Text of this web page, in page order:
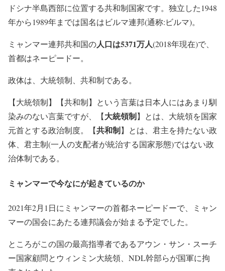
ドシナ半島西部に位置する共和制国家です。独立した1948
年から1989年までは国名はビルマ連邦(通称:ビルマ)。
ミャンマー連邦共和国の人口は5371万人(2018年現在)で、
首都はネーピードー。
政体は、大統領制、共和制である。
【大統領制】【共和制】という言葉は日本人にはあまり馴
染みのない言葉ですが、【大統領制】とは、大統領を国家
元首とする政治制度。【共和制】とは、君主を持たない政
体、君主制(一人の支配者が統治する国家形態)ではない政
治体制である。
ミャンマーで今なにが起きているのか
2021年2月1日にミャンマーの首都ネーピードーで、ミャン
マーの国会にあたる連邦議会が始まる予定でした。
ところがこの国の最高指導者であるアウン・サン・スーチ
ー国家顧問とウィンミン大統領、NDL幹部らが国軍に拘